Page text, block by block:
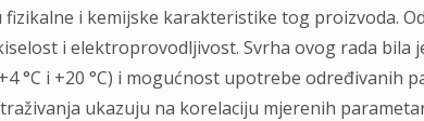
fizikalne i kemijske karakteristike tog proizvoda.
i elektroprovodljivost. Svrha ovog rada bila
°C i +20 °C) i mogućnost upotrebe određivanih
ukazuju na korelaciju mjerenih